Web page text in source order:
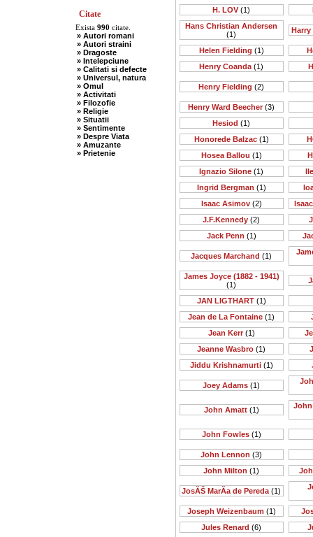
Citate
Exista 990 citate.
» Autori romani
» Autori straini
» Dragoste
» Intelepciune
» Calitati si defecte
» Universul, natura
» Omul
» Activitati
» Filozofie
» Religie
» Situatii
» Sentimente
» Despre Viata
» Amuzante
» Prietenie
H. LOV (1)
Hans Christian Andersen
(1)
Harry
Helen Fielding (1)
Henry Coanda (1)
Henry Fielding (2)
Henry Ward Beecher (3)
Hesiod (1)
Honorede Balzac(1)
Hosea Ballou (1)
Ignazio Silone (1)
Ingrid Bergman (1)
Isaac Asimov(2)
J.F.Kennedy (2)
Jack Penn (1)
Jacques Marchand (1)
James Joyce (1882 - 1941)
(1)
JAN LIGTHART(1)
Jean de La Fontaine (1)
Jean Kerr(1)
Jeanne Wasbro (1)
Jiddu Krishnamurti(1)
Joey Adams (1)
John Amatt(1) John
John Fowles(1)
John Lennon (3)
John Milton (1)
JosĂŠ MarĂ­a de Pereda (1)
Joseph Weizenbaum (1)
Jules Renard (6)